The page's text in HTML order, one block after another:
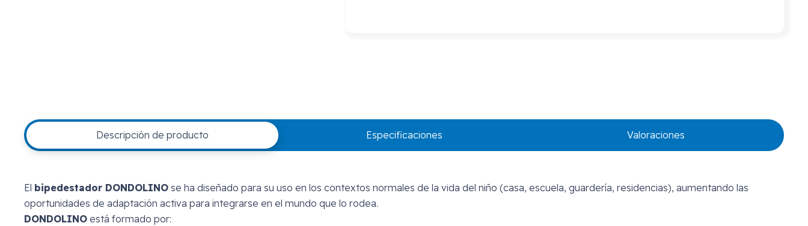
Descripción de producto Especificaciones Valoraciones
El bipedestador DONDOLINO se ha diseñado para su uso en los contextos normales de la vida del niño (casa, escuela, guardería, residencias), aumentando las
oportunidades de adaptación activa para integrarse en el mundo que lo rodea.
DONDOLINO está formado por: